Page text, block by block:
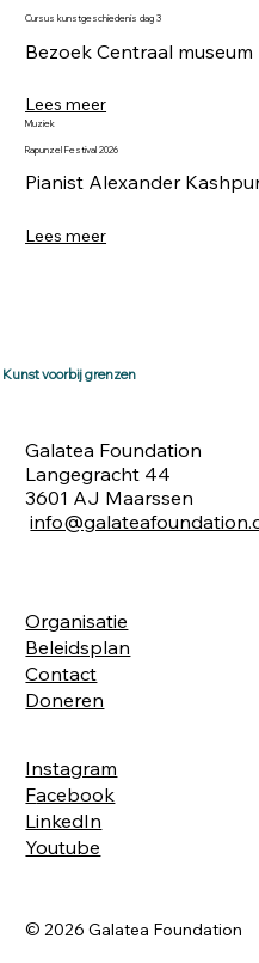
Cursus kunstgeschiedenis dag 3
Bezoek Centraal museum
Lees meer
Muziek
Rapunzel Festival 2026
Pianist Alexander
Lees meer
Kunst voorbij grenzen
Galatea Foundation
Langegracht 44
3601 AJ Maarssen
Organisatie
Beleidsplan
Contact
Doneren
Instagram
Facebook
LinkedIn
Youtube
© 2026 Galatea Foundation